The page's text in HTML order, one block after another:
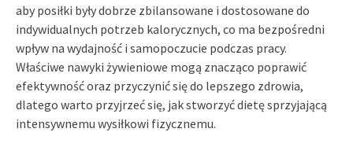
aby posiłki były dobrze zbilansowane i dostosowane do
indywidualnych potrzeb kalorycznych, co ma bezpośredni
wpływ na wydajność i samopoczucie podczas pracy.
Właściwe nawyki żywieniowe mogą znacząco poprawić
efektywność oraz przyczynić się do lepszego zdrowia,
dlatego warto przyjrzeć się, jak stworzyć dietę sprzyjającą
intensywnemu wysiłkowi fizycznemu.